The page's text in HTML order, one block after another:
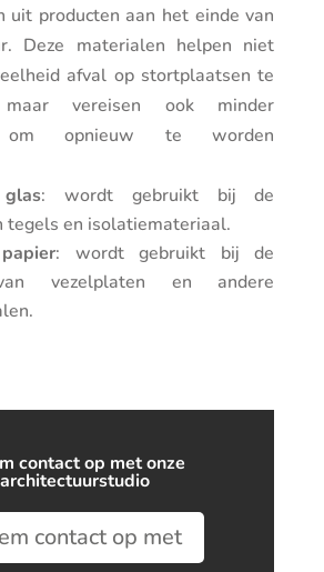
uit producten aan het einde van
Deze materialen helpen niet
afval op stortplaatsen te
maar vereisen ook minder
om opnieuw te worden
: wordt gebruikt bij de
tegels en isolatiemateriaal.
: wordt gebruikt bij de
vezelplaten en andere
contact op met onze
architectuurstudio
contact op met